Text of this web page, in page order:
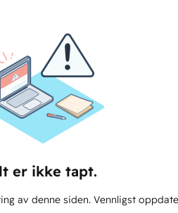
er ikke tapt.
av denne siden. Vennligst